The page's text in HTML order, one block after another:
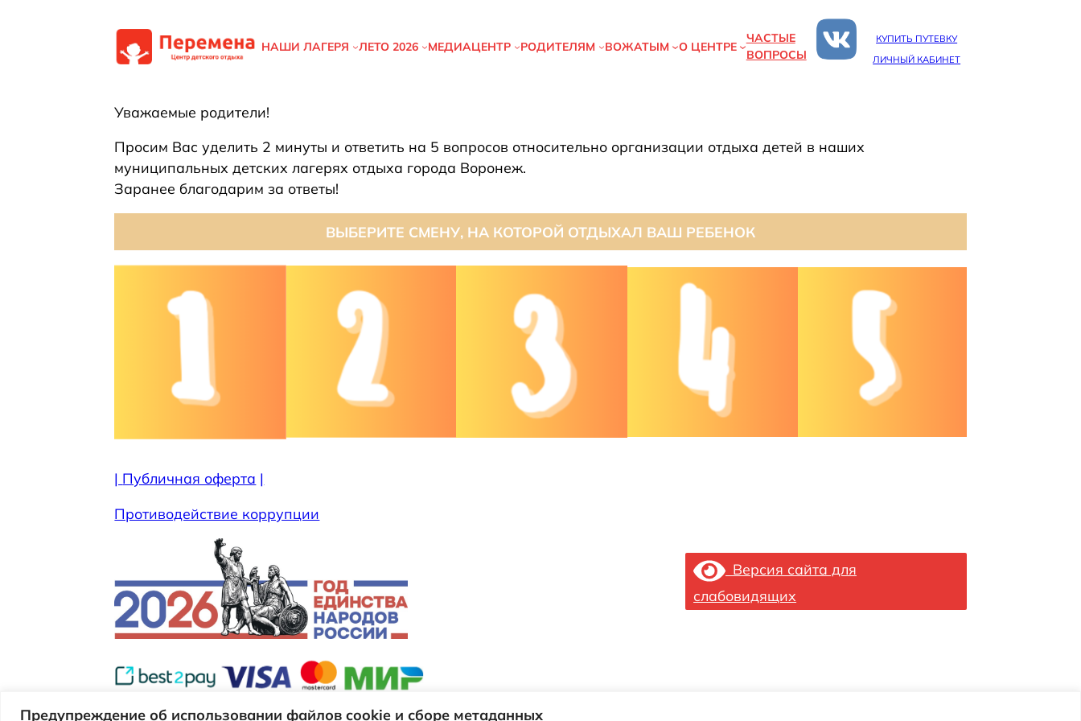
Предупреждение об использовании файлов cookie и сборе метаданных
к
содержимому
НАШИ ЛАГЕРЯ ЛЕТО 2026 МЕДИАЦЕНТР РОДИТЕЛЯМ ВОЖАТЫМ О ЦЕНТРЕ
ЧАСТЫЕ
ВОПРОСЫ
КУПИТЬ ПУТЕВКУ
ЛИЧНЫЙ КАБИНЕТ
Уважаемые родители!
Просим Вас уделить 2 минуты и ответить на 5 вопросов относительно организации отдыха детей в наших
муниципальных детских лагерях отдыха города Воронеж.
Заранее благодарим за ответы!
ВЫБЕРИТЕ СМЕНУ, НА КОТОРОЙ ОТДЫХАЛ ВАШ РЕБЕНОК
| Публичная оферта |
Противодействие коррупции
Версия сайта для
слабовидящих